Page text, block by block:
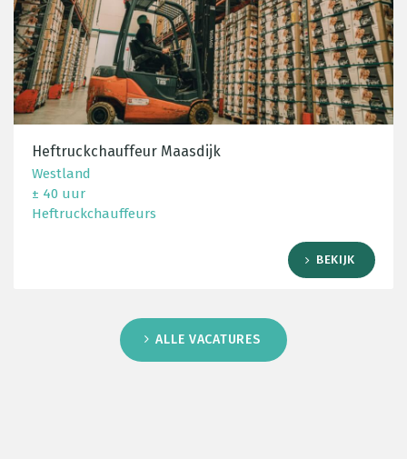
Heftruckchauffeur Maasdijk
Westland
± 40 uur
Heftruckchauffeurs
BEKIJK
ALLE VACATURES